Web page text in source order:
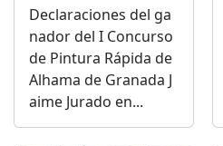
Declaraciones del ga
nador del I Concurso
de Pintura Rápida de
Alhama de Granada J
aime Jurado en...